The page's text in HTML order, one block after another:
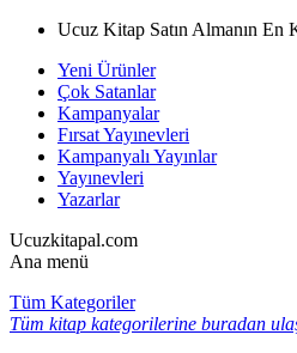
Ucuz Kitap Satın Almanın En
Yeni Ürünler
Çok Satanlar
Kampanyalar
Fırsat Yayınevleri
Kampanyalı Yayınlar
Yayınevleri
Yazarlar
Ucuzkitapal.com
Ana menü
Tüm Kategoriler
Tüm kitap kategorilerine buradan